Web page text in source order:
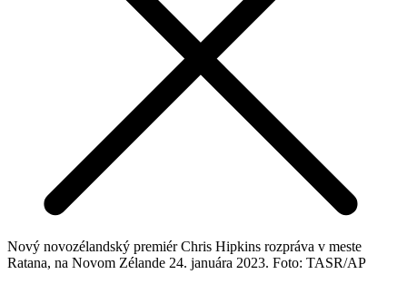
Nový novozélandský premiér Chris Hipkins rozpráva v meste
Ratana, na Novom Zélande 24. januára 2023. Foto: TASR/AP